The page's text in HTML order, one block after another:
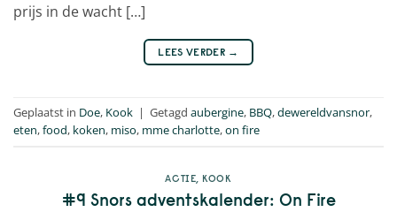
prijs in de wacht […]
LEES VERDER →
Geplaatst in Doe, Kook | Getagd aubergine, BBQ,dewereldvansnor,
eten,food, koken, miso, mme charlotte,on fire
ACTIE, KOOK
#9 Snors adventskalender: On Fire